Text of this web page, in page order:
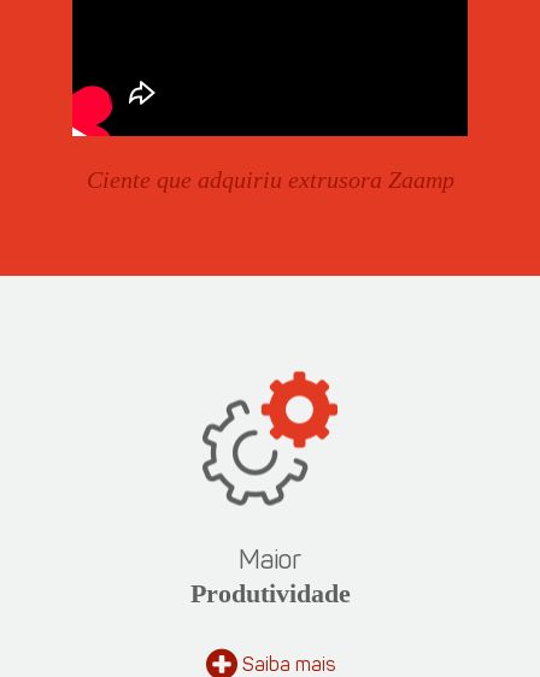
Ciente que adquiriu extrusora Zaamp
Maior
Produtividade
Saiba mais